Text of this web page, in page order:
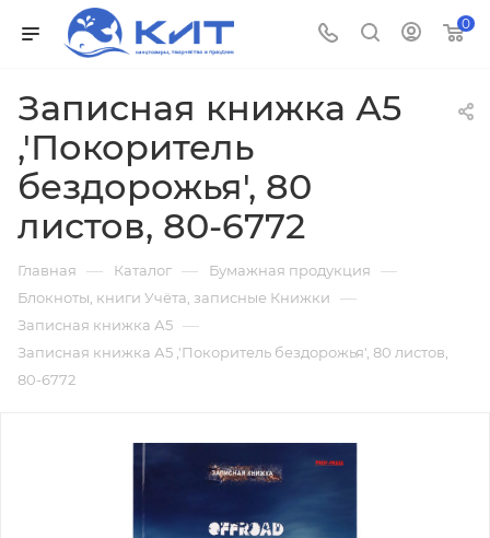
0
Записная книжка А5
,'Покоритель
бездорожья', 80
листов, 80-6772
Главная — Каталог — Бумажная продукция —
Блокноты, книги Учёта, записные Книжки —
Записная книжка А5 —
Записная книжка А5 ,'Покоритель бездорожья', 80 листов,
80-6772